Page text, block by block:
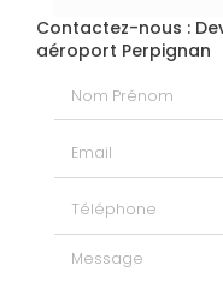
Contactez-nous :
aéroport Perpignan
Message